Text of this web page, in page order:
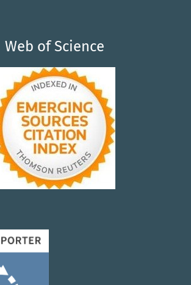
Web of Science